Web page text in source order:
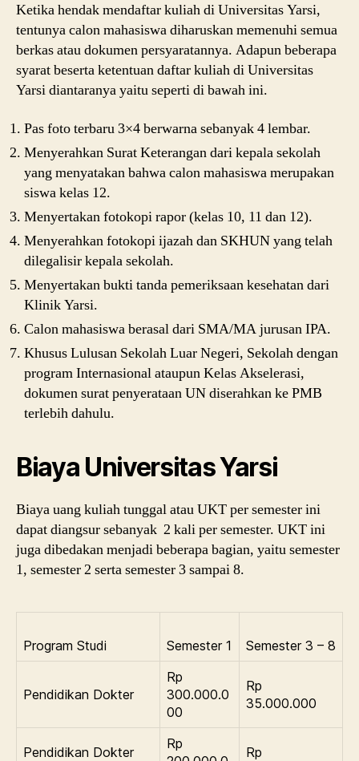
Ketika hendak mendaftar kuliah di Universitas Yarsi,
tentunya calon mahasiswa diharuskan memenuhi semua
berkas atau dokumen persyaratannya. Adapun beberapa
syarat beserta ketentuan daftar kuliah di Universitas
Yarsi diantaranya yaitu seperti di bawah ini.
Pas foto terbaru 3×4 berwarna sebanyak 4 lembar.
Menyerahkan Surat Keterangan dari kepala sekolah
yang menyatakan bahwa calon mahasiswa merupakan
siswa kelas 12.
Menyertakan fotokopi rapor (kelas 10, 11 dan 12).
Menyerahkan fotokopi ijazah dan SKHUN yang telah
dilegalisir kepala sekolah.
Menyertakan bukti tanda pemeriksaan kesehatan dari
Klinik Yarsi.
Calon mahasiswa berasal dari SMA/MA jurusan IPA.
Khusus Lulusan Sekolah Luar Negeri, Sekolah dengan
program Internasional ataupun Kelas Akselerasi,
dokumen surat penyerataan UN diserahkan ke PMB
terlebih dahulu.
Biaya Universitas Yarsi
Biaya uang kuliah tunggal atau UKT per semester ini
dapat diangsur sebanyak 2 kali per semester. UKT ini
juga dibedakan menjadi beberapa bagian, yaitu semester
1, semester 2 serta semester 3 sampai 8.
Program Studi Semester 1 Semester 3 – 8
Pendidikan Dokter
Rp
300.000.0
00
Rp
35.000.000
Pendidikan Dokter
Rp
Rp